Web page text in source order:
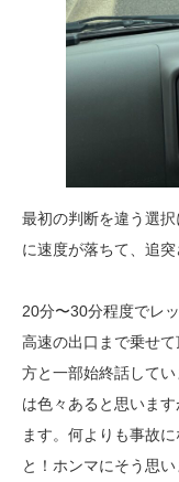
最初の判断を違う選
に速度が落ちて、追
20分〜30分程度でレ
高速の出口まで乗せ
方と一部始終話して
は色々あると思いま
ます。何よりも事故
と！ホンマにそう思い